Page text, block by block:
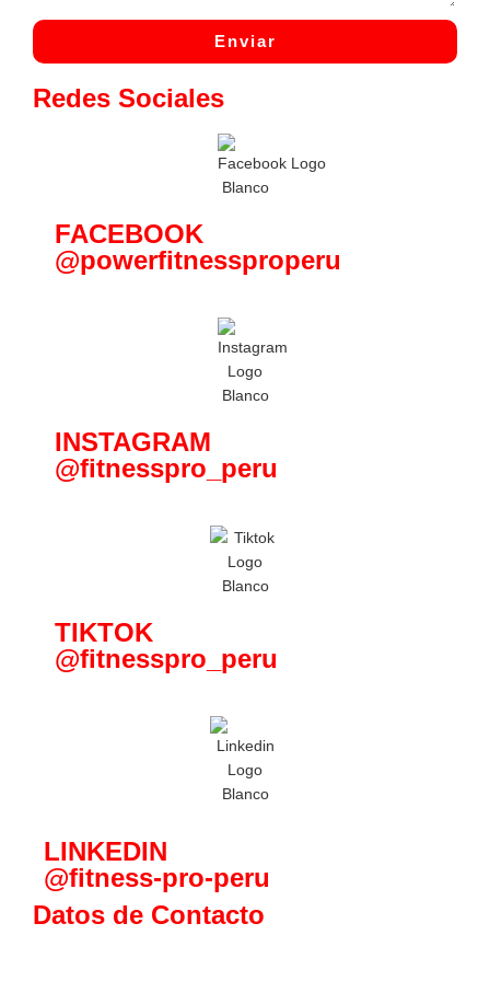
Enviar
Redes Sociales
FACEBOOK
@powerfitnessproperu
INSTAGRAM
@fitnesspro_peru
TIKTOK
@fitnesspro_peru
LINKEDIN
@fitness-pro-peru
Datos de Contacto